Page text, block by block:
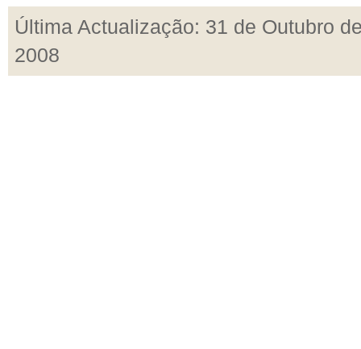
Última Actualização: 31 de Outubro
2008